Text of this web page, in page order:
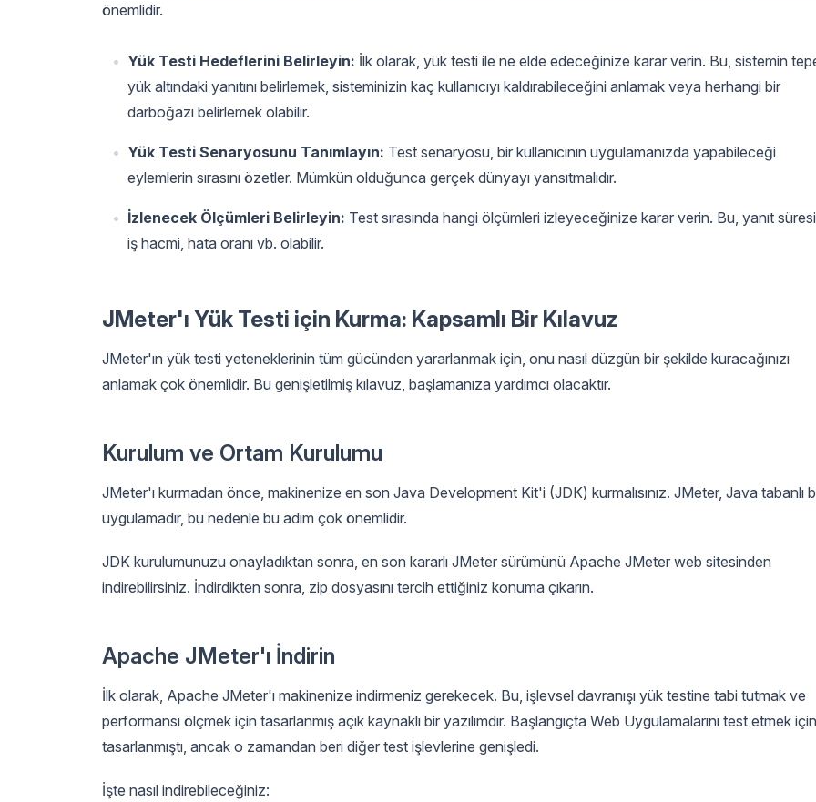
önemlidir.
Yük Testi Hedeflerini Belirleyin: İlk olarak, yük testi ile ne elde edeceğinize karar verin. Bu, sistemin
yük altındaki yanıtını belirlemek, sisteminizin kaç kullanıcıyı kaldırabileceğini anlamak veya herhangi bir
darboğazı belirlemek olabilir.
Yük Testi Senaryosunu Tanımlayın: Test senaryosu, bir kullanıcının uygulamanızda yapabileceği
eylemlerin sırasını özetler. Mümkün olduğunca gerçek dünyayı yansıtmalıdır.
İzlenecek Ölçümleri Belirleyin: Test sırasında hangi ölçümleri izleyeceğinize karar verin. Bu, yanıt
iş hacmi, hata oranı vb. olabilir.
JMeter'ı Yük Testi için Kurma: Kapsamlı Bir Kılavuz
JMeter'ın yük testi yeteneklerinin tüm gücünden yararlanmak için, onu nasıl düzgün bir şekilde kuracağınızı
anlamak çok önemlidir. Bu genişletilmiş kılavuz, başlamanıza yardımcı olacaktır.
Kurulum ve Ortam Kurulumu
JMeter'ı kurmadan önce, makinenize en son Java Development Kit'i (JDK) kurmalısınız. JMeter, Java tabanlı
uygulamadır, bu nedenle bu adım çok önemlidir.
JDK kurulumunuzu onayladıktan sonra, en son kararlı JMeter sürümünü Apache JMeter web sitesinden
indirebilirsiniz. İndirdikten sonra, zip dosyasını tercih ettiğiniz konuma çıkarın.
Apache JMeter'ı İndirin
İlk olarak, Apache JMeter'ı makinenize indirmeniz gerekecek. Bu, işlevsel davranışı yük testine tabi tutmak ve
performansı ölçmek için tasarlanmış açık kaynaklı bir yazılımdır. Başlangıçta Web Uygulamalarını test etmek için
tasarlanmıştı, ancak o zamandan beri diğer test işlevlerine genişledi.
İşte nasıl indirebileceğiniz: